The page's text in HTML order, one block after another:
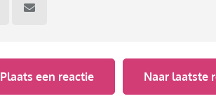
Plaats een reactie Naar laatste